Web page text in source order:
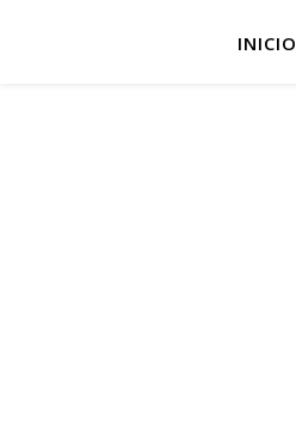
INICIO